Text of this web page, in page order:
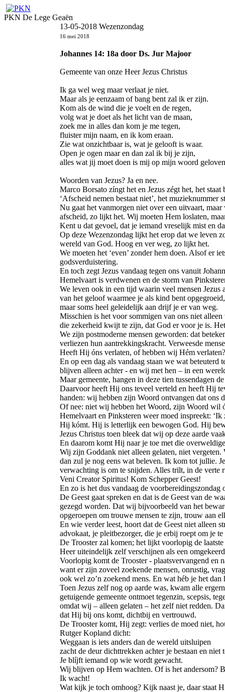
PKN De Lege Geaën
13-05-2018 Wezenzondag
16 mei 2018
Johannes 14: 18a door Ds. Jur Majoor
Gemeente van onze Heer Jezus Christus
Ik ga wel weg maar verlaat je niet.
Maar als je eenzaam of bang bent zal ik er zijn.
Kom als de wind die je voelt en de regen,
volg wat je doet als het licht van de maan,
zoek me in alles dan kom je me tegen,
fluister mijn naam, en ik kom eraan.
Zie wat onzichtbaar is, wat je gelooft is waar.
Open je ogen maar en dan zal ik bij je zijn,
alles wat jij moet doen is mij op mijn woord geloven
Woorden van Jezus? Ja en nee.
Marco Borsato zíngt het en Jezus zégt het, het
‘Afscheid nemen bestaat niet’, het
Nu gaat het vanmorgen niet over een uitvaart,
afscheid, zo lijkt het. Wij moeten Hem loslaten,
Kent u dat gevoel, dat je iemand vreselijk mist en
Op deze Wezenzondag lijkt het erop dat we leven
wereld van God. Hoog en ver weg, zo lijkt het.
We moeten het ‘even’ zonder hem doen. Alsof er
godsverduistering.
En toch zegt Jezus vandaag tegen ons vanuit
Hemelvaart is verdwenen en de storm van
We leven ook in een tijd waarin veel mensen
van het geloof waarmee je als kind bent
maar soms heel geleidelijk aan drijf je er van weg.
Misschien is het voor sommigen van ons niet
die zekerheid kwijt te zijn, dat God er voor je is.
We zijn postmoderne mensen geworden: dat
verliezen hun aantrekkingskracht. Verweesde
Heeft Hij óns verlaten, of hebben wij Hém verlaten?
En op een dag als vandaag staan we wat
blijven alleen achter - en wij met hen – in een
Maar gemeente, hangen in deze tien tussendagen
Daarvoor heeft Hij ons teveel verteld en heeft Hij
handen: wij hebben zijn Woord ontvangen dat ons
Of nee: niet wij hebben het Woord, zijn Woord wil
Hemelvaart en Pinksteren weer moed inspreekt:
Hij kómt. Hij is letterlijk een bewogen God. Hij
Jezus Christus toen bleek dat wij op deze aarde
En daarom komt Hij naar je toe met die
Wij zijn Goddank niet alleen gelaten, niet
dan zul je nog eens wat beleven. Ik kom tot jullie.
verwachting is om te snijden. Alles trilt, in de verte
Veni Creator Spiritus! Kom Schepper Geest!
En zo is het dus vandaag de voorbereidingszondag
De Geest gaat spreken en dat is de Geest van de
gezegd worden. Dat wij bijvoorbeeld van het
opgeroepen om trouwe mensen te zijn, trouw aan
En wie verder leest, hoort dat de Geest niet alleen
advokaat, je pleitbezorger, die je erbij roept om je
De Trooster zal komen; het lijkt voorlopig de
Heer uiteindelijk zelf verschijnen als een
Voorlopig komt de Trooster - plaatsvervangend en
want er zijn zoveel zoekende mensen, onrustig,
ook wel zo’n zoekend mens. En wat héb je het
Toen Jezus zelf nog op aarde was, kwam alle
getuigende gemeente ontmoet tegenzin, scepsis,
omdat wij – alleen gelaten – het zelf niet redden.
dat Hij bij ons komt, dichtbij en vertrouwd.
De Trooster komt, Hij zegt: verlies de moed niet,
Rutger Kopland dicht:
Weggaan is iets anders dan de wereld uitsluipen
zacht de deur dichttrekken achter je bestaan en niet
Je blíjft iemand op wie wordt gewacht.
Wij blijven op Hem wachten. Of is het andersom?
Ik wacht!
Wat kijk je toch omhoog? Kijk naast je, daar staat